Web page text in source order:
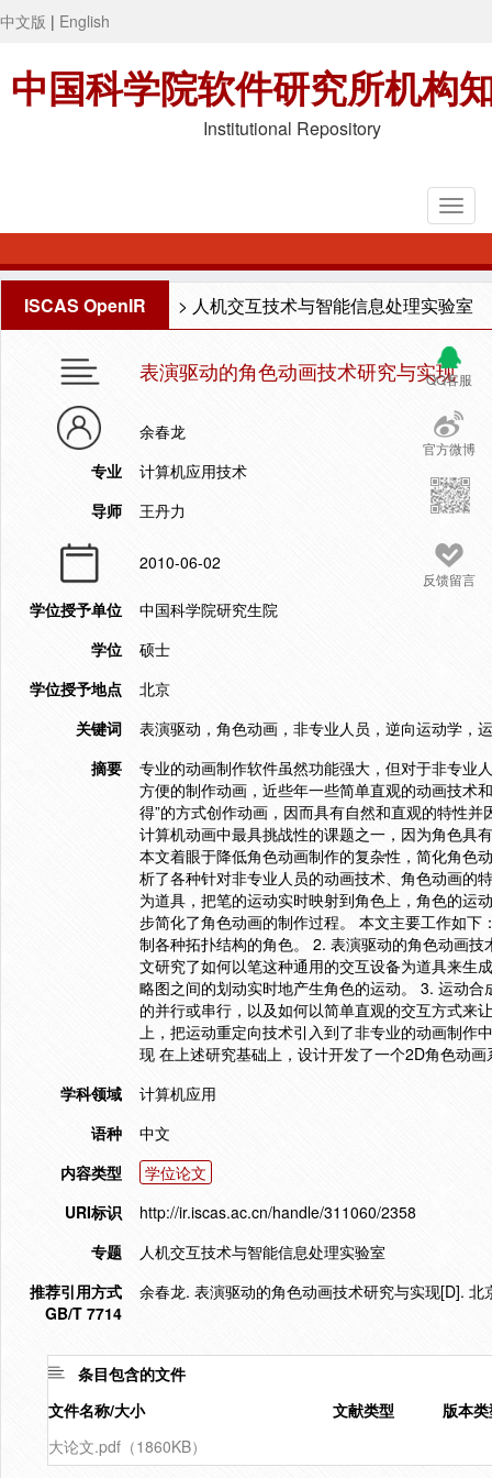
中文版 | English
中国科学院软件研究所机构
Institutional Repository
ISCAS OpenIR > 人机交互技术与智能信息处理实验室
QQ客服
官方微博
反馈留言
表演驱动的角色动画技术研究与实现
余春龙
专业
计算机应用技术
导师
王丹力
2010-06-02
学位授予单位
中国科学院研究生院
学位
硕士
学位授予地点
北京
关键词
表演驱动，角色动画，非专业人员，逆向运动学，
摘要
专业的动画制作软件虽然功能强大，但对于非专业
方便的制作动画，近些年一些简单直观的动画技术
得”的方式创作动画，因而具有自然和直观的特性
计算机动画中最具挑战性的课题之一，因为角色具
本文着眼于降低角色动画制作的复杂性，简化角色
析了各种针对非专业人员的动画技术、角色动画的
为道具，把笔的运动实时映射到角色上，角色的运
步简化了角色动画的制作过程。 本文主要工作如
制各种拓扑结构的角色。 2. 表演驱动的角色动画
文研究了如何以笔这种通用的交互设备为道具来生
略图之间的划动实时地产生角色的运动。 3. 运动
的并行或串行，以及如何以简单直观的交互方式来
上，把运动重定向技术引入到了非专业的动画制作
现 在上述研究基础上，设计开发了一个2D角色动
学科领域
计算机应用
语种
中文
内容类型
学位论文
URI标识
http://ir.iscas.ac.cn/handle/311060/2358
专题
人机交互技术与智能信息处理实验室
推荐引用方式
GB/T 7714
余春龙. 表演驱动的角色动画技术研究与实现[D].
条目包含的文件
文件名称/大小
文献类型
版本
大论文.pdf（1860KB）